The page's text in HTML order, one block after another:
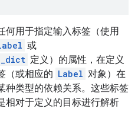
何用于指定输入标签（使用
或
定义）的属性，在定义
（或相应的 Label 对象）在
种类型的依赖关系。这些标签
相对于定义的目标进行解析